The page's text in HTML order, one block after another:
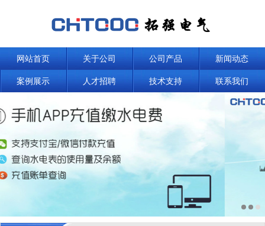
网站首页 关于公司 公司产品 新闻动态
案例展示 人才招聘 技术支持 联系我们